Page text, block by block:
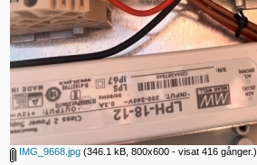
IMG_9668.jpg (346.1 kB, 800x600 - visat 416 gånger.)